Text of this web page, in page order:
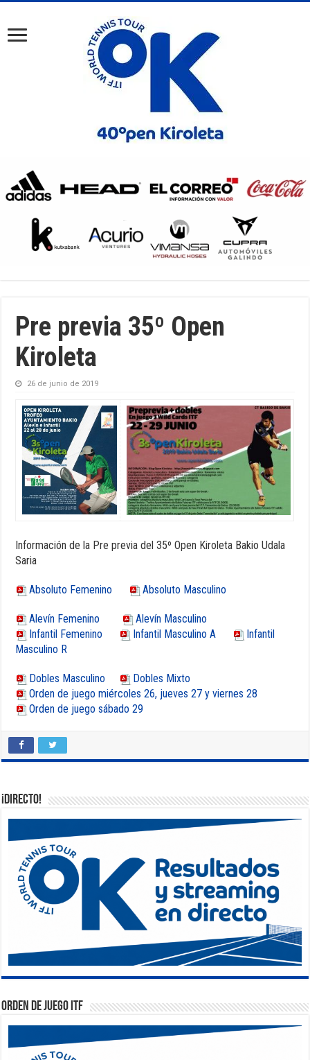
Pre previa 35º Open
Kiroleta
26 de junio de 2019
Información de la Pre previa del 35º Open Kiroleta Bakio Udala
Saria
Absoluto Femenino Absoluto Masculino
Alevín Femenino
Alevín Masculino
Infantil Femenino
Infantil Masculino A
Infantil
Masculino R
Dobles Masculino
Dobles Mixto
Orden de juego miércoles 26, jueves 27 y viernes 28
Orden de juego sábado 29
¡DIRECTO!
Orden de Juego ITF